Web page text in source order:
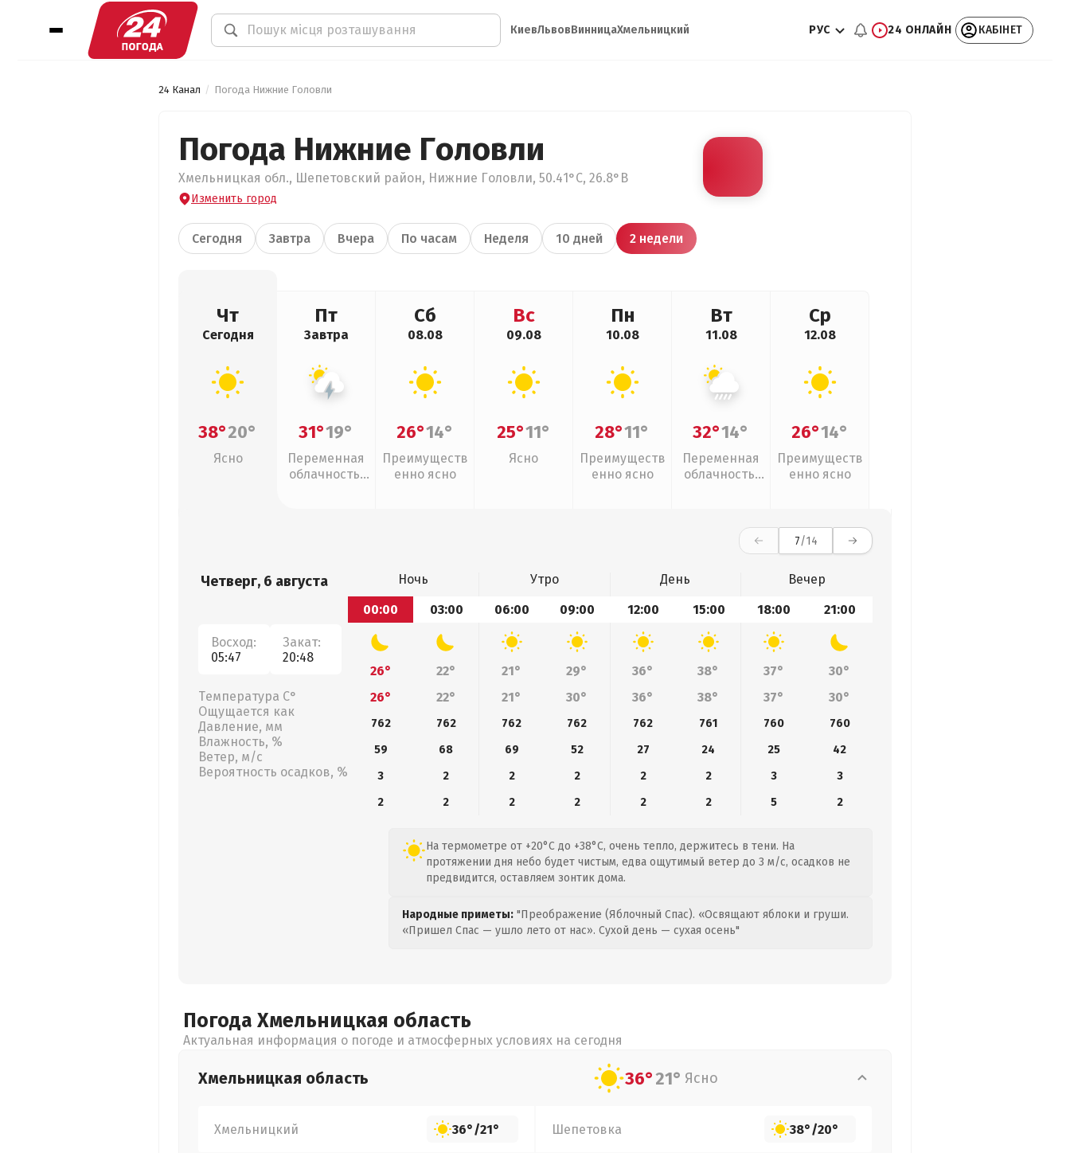
КиевЛьвовВинницаХмельницкий РУС 24 ОНЛАЙН КАБІНЕТ
24 Канал Погода Нижние Головли
Погода Нижние Головли
Хмельницкая обл., Шепетовский район, Нижние Головли, 50.41°С, 26.8°В
Изменить город
Сегодня Завтра Вчера По часам Неделя 10 дней 2 недели
Чт
Сегодня
38°20°
Ясно
Пт
Завтра
31°19°
Переменная
облачность,
Сб
08.08
26°14°
Преимуществ
енно ясно
Вс
09.08
25°11°
Ясно
Пн
10.08
28°11°
Преимуществ
енно ясно
Вт
11.08
32°14°
Переменная
облачность,
Ср
12.08
26°14°
Преимуществ
енно ясно
7/14
Четверг, 6 августа
Восход:
05:47
Закат:
20:48
Температура С°
Ощущается как
Давление, мм
Влажность, %
Ветер, м/с
Вероятность осадков, %
Ночь Утро День
Вечер
00:00
03:00 06:00 09:00 12:00 15:00 18:00 21:00
26° 22° 21° 29° 36° 38° 37°
30°
26°
22° 21° 30° 36° 38° 37° 30°
762 762 762 762 762 761 760
760
59
68 69 52 27 24 25
42
3
2 2 2 2 2 3
3
2
2 2 2 2 2 5 2
На термометре от +20°C до +38°C, очень тепло, держитесь в тени. На
протяжении дня небо будет чистым, едва ощутимый ветер до 3 м/с, осадков не
предвидится, оставляем зонтик дома.
Народные приметы: "Преображение (Яблочный Спас). «Освящают яблоки и груши.
«Пришел Спас — ушло лето от нас». Сухой день — сухая осень"
Погода Хмельницкая область
Актуальная информация о погоде и атмосферных условиях на сегодня
Хмельницкая область 36°21° Ясно
Хмельницкий 36°/21° Шепетовка 38°/20°